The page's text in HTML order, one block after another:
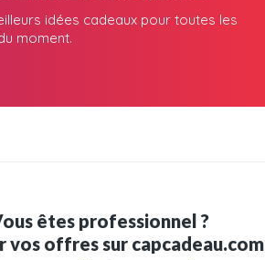
idées cadeaux pour toutes les
moment.
êtes professionnel ?
vos offres sur capcadeau.com